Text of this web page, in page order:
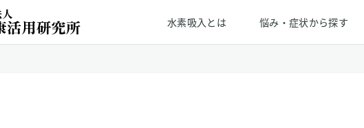
水素吸入とは 悩み・症状から探す